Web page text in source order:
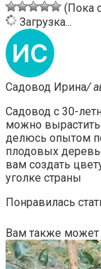
(Пока
Загрузка...
Садовод Ирина/
Садовод с 30-
можно
делюсь опытом
плодовых
вам создать
уголке страны
Понравилась
Вам также может